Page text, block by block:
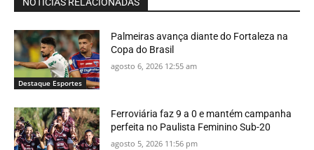
Destaque Esportes
Palmeiras avança diante do Fortaleza na
Copa do Brasil
agosto 6, 2026 12:55 am
Ferroviária faz 9 a 0 e mantém campanha
perfeita no Paulista Feminino Sub-20
agosto 5, 2026 11:56 pm